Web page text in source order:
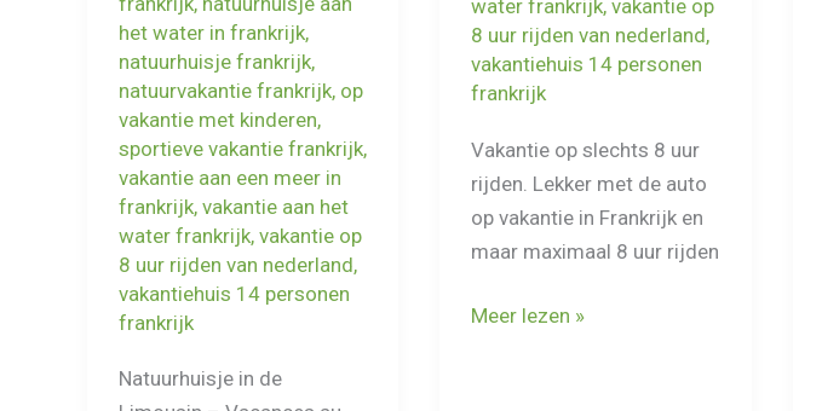
het water in frankrijk,
natuurhuisje frankrijk,
natuurvakantie frankrijk, op
vakantie met kinderen,
sportieve vakantie frankrijk,
vakantie aan een meer in
frankrijk, vakantie aan het
water frankrijk, vakantie op
8 uur rijden van nederland,
vakantiehuis 14 personen
frankrijk
Natuurhuisje in de
water frankrijk, vakantie op
8 uur rijden van nederland,
vakantiehuis 14 personen
frankrijk
Vakantie op slechts 8 uur
rijden. Lekker met de auto
op vakantie in Frankrijk en
maar maximaal 8 uur rijden
Vakantie
Meer lezen »